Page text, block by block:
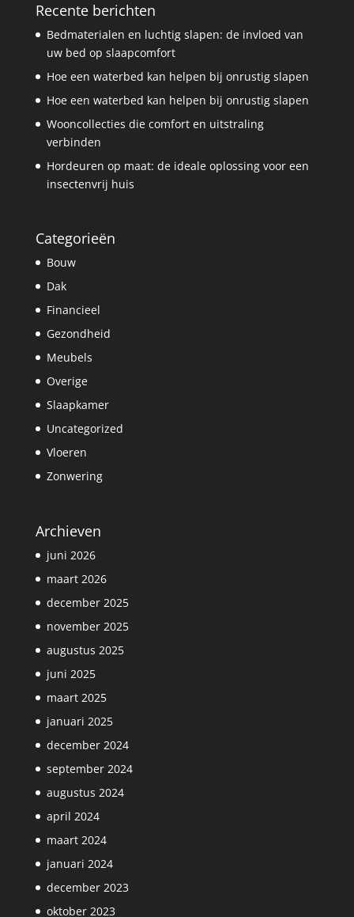
Recente berichten
Bedmaterialen en luchtig slapen: de invloed van
uw bed op slaapcomfort
Hoe een waterbed kan helpen bij onrustig slapen
Hoe een waterbed kan helpen bij onrustig slapen
Wooncollecties die comfort en uitstraling
verbinden
Hordeuren op maat: de ideale oplossing voor een
insectenvrij huis
Categorieën
Bouw
Dak
Financieel
Gezondheid
Meubels
Overige
Slaapkamer
Uncategorized
Vloeren
Zonwering
Archieven
juni 2026
maart 2026
december 2025
november 2025
augustus 2025
juni 2025
maart 2025
januari 2025
december 2024
september 2024
augustus 2024
april 2024
maart 2024
januari 2024
december 2023
oktober 2023